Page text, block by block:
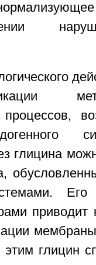
процессов,
глицина
Его
глицин